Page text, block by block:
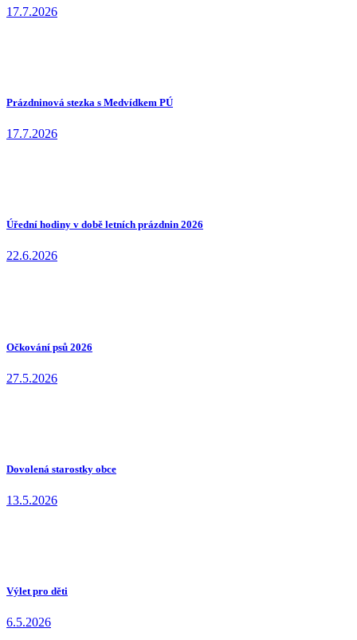
17.7.2026
Prázdninová stezka s Medvídkem PÚ
17.7.2026
Úřední hodiny v době letních prázdnin 2026
22.6.2026
Očkování psů 2026
27.5.2026
Dovolená starostky obce
13.5.2026
Výlet pro děti
6.5.2026